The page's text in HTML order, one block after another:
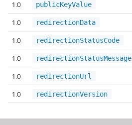
1.0
publicKeyValue
1.0
redirectionData
1.0
redirectionStatusCode
1.0
redirectionStatusMessage
1.0
redirectionUrl
1.0
redirectionVersion